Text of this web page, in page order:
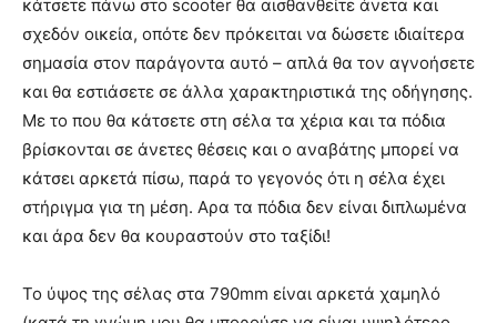
κάτσετε πάνω στο scooter θα αισθανθείτε άνετα και
σχεδόν οικεία, οπότε δεν πρόκειται να δώσετε ιδιαίτερα
σημασία στον παράγοντα αυτό – απλά θα τον αγνοήσετε
και θα εστιάσετε σε άλλα χαρακτηριστικά της οδήγησης.
Με το που θα κάτσετε στη σέλα τα χέρια και τα πόδια
βρίσκονται σε άνετες θέσεις και ο αναβάτης μπορεί να
κάτσει αρκετά πίσω, παρά το γεγονός ότι η σέλα έχει
στήριγμα για τη μέση. Αρα τα πόδια δεν είναι διπλωμένα
και άρα δεν θα κουραστούν στο ταξίδι!
Το ύψος της σέλας στα 790mm είναι αρκετά χαμηλό